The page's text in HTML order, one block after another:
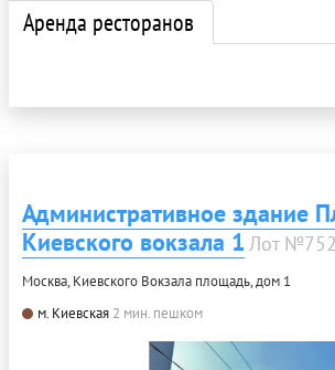
Аренда ресторанов
Административное здание
Киевского вокзала 1 Лот
Москва, Киевского Вокзала площадь, дом 1
м. Киевская 2 мин. пешком